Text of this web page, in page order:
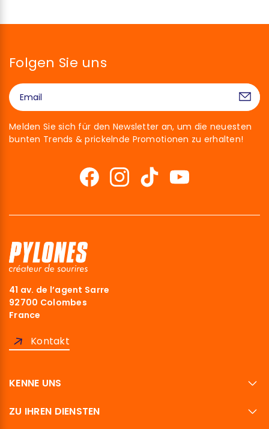
Folgen Sie uns
Melden Sie sich für den Newsletter an, um die neuesten
bunten Trends & prickelnde Promotionen zu erhalten!
41 av. de l’agent Sarre
92700 Colombes
France
Kontakt
KENNE UNS
ZU IHREN DIENSTEN